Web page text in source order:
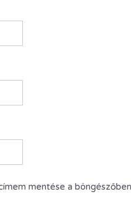
mentése a